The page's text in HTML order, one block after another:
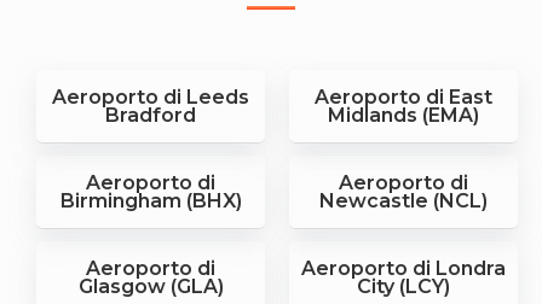
Aeroporto di Leeds
Bradford
Aeroporto di East
Midlands (EMA)
Aeroporto di
Birmingham (BHX)
Aeroporto di
Newcastle (NCL)
Aeroporto di
Glasgow (GLA)
Aeroporto di Londra
City (LCY)